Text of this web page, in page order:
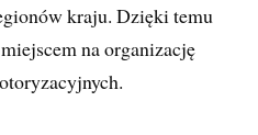
kraju. Dzięki temu
na organizację